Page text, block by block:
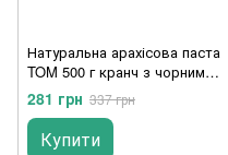
Натуральна арахісова паста
TOM 500 г кранч з чорним
шоколадом та сiллю
281 грн 337 грн
Купити